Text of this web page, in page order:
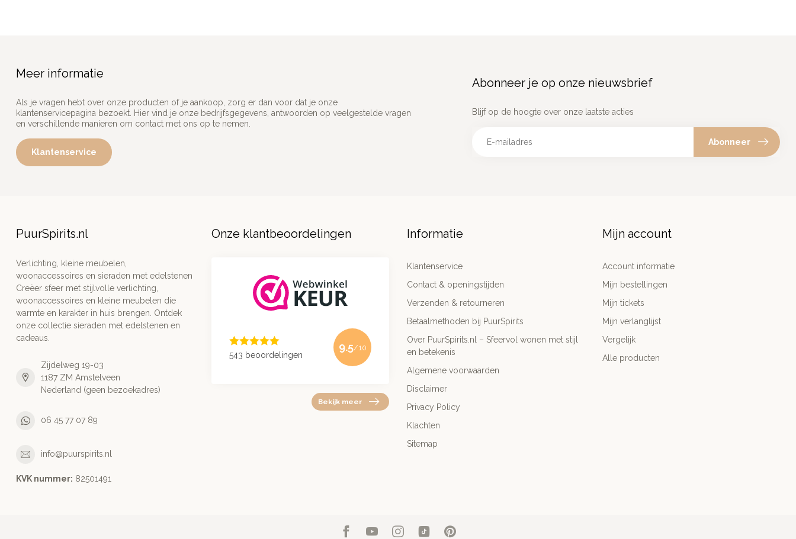
Meer informatie
Als je vragen hebt over onze producten of je aankoop, zorg er dan voor dat je onze
klantenservicepagina bezoekt. Hier vind je onze bedrijfsgegevens, antwoorden op veelgestelde vragen
en verschillende manieren om contact met ons op te nemen.
Klantenservice
Abonneer je op onze nieuwsbrief
Blijf op de hoogte over onze laatste acties
Abonneer
PuurSpirits.nl
Verlichting, kleine meubelen,
woonaccessoires en sieraden met edelstenen
Creëer sfeer met stijlvolle verlichting,
woonaccessoires en kleine meubelen die
warmte en karakter in huis brengen. Ontdek
onze collectie sieraden met edelstenen en
cadeaus.
Zijdelweg 19-03
1187 ZM Amstelveen
Nederland (geen bezoekadres)
06 45 77 07 89
info@puurspirits.nl
KVK nummer: 82501491
Onze klantbeoordelingen
543 beoordelingen
9.5/10
Bekijk meer
Informatie
Klantenservice
Contact & openingstijden
Verzenden & retourneren
Betaalmethoden bij PuurSpirits
Over PuurSpirits.nl – Sfeervol wonen met stijl
en betekenis
Algemene voorwaarden
Disclaimer
Privacy Policy
Klachten
Sitemap
Mijn account
Account informatie
Mijn bestellingen
Mijn tickets
Mijn verlanglijst
Vergelijk
Alle producten